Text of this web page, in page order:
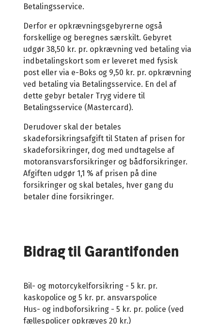
Betalingsservice.
Derfor er opkrævningsgebyrerne også
forskellige og beregnes særskilt. Gebyret
udgør 38,50 kr. pr. opkrævning ved betaling via
indbetalingskort som er leveret med fysisk
post eller via e-Boks og 9,50 kr. pr. opkrævning
ved betaling via Betalingsservice. En del af
dette gebyr betaler Tryg videre til
Betalingsservice (Mastercard).
Derudover skal der betales
skadeforsikringsafgift til Staten af prisen for
skadeforsikringer, dog med undtagelse af
motoransvarsforsikringer og bådforsikringer.
Afgiften udgør 1,1 % af prisen på dine
forsikringer og skal betales, hver gang du
betaler dine forsikringer.
Bidrag til Garantifonden
Bil- og motorcykelforsikring - 5 kr. pr.
kaskopolice og 5 kr. pr. ansvarspolice
Hus- og indboforsikring - 5 kr. pr. police (ved
fællespolicer opkræves 20 kr.)